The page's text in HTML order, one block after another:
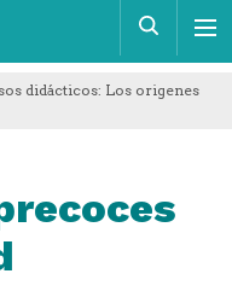
didácticos: Los origenes